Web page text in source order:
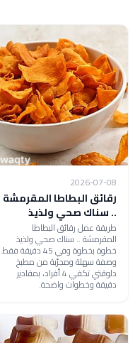
2026-07-08
رقائق البطاطا المقرمشة
.. سناك صحي ولذيذ
طريقة عمل رقائق البطاطا
المقرمشة .. سناك صحي ولذيذ
خطوة بخطوة وفي 45 دقيقة فقط.
وصفة سهلة ومجرّبة من مطبخ
دلوقتي تكفي 4 أفراد، بمقادير
دقيقة وخطوات واضحة.